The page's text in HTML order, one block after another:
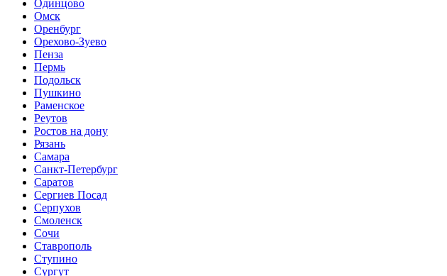
Одинцово
Омск
Оренбург
Орехово-Зуево
Пенза
Пермь
Подольск
Пушкино
Раменское
Реутов
Ростов на дону
Рязань
Самара
Санкт-Петербург
Саратов
Сергиев Посад
Серпухов
Смоленск
Сочи
Ставрополь
Ступино
Сургут